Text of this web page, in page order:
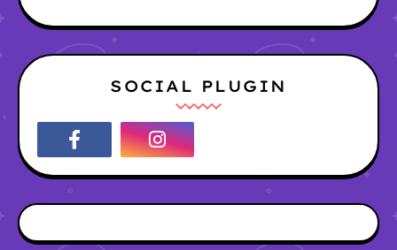
SOCIAL PLUGIN